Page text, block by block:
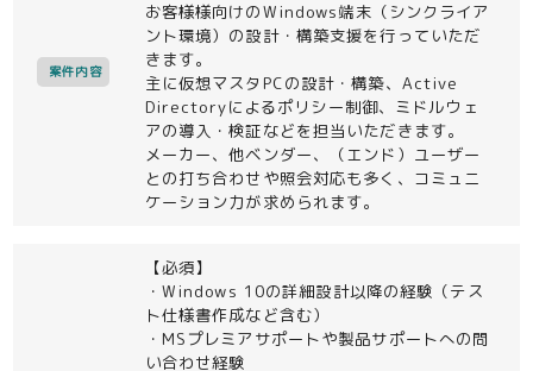
案件内容
お客様様向けのWindows端末（シンクライア
ント環境）の設計・構築支援を行っていただ
きます。
主に仮想マスタPCの設計・構築、Active
Directoryによるポリシー制御、ミドルウェ
アの導入・検証などを担当いただきます。
メーカー、他ベンダー、（エンド）ユーザー
との打ち合わせや照会対応も多く、コミュニ
ケーション力が求められます。
【必須】
・Windows 10の詳細設計以降の経験（テス
ト仕様書作成など含む）
・MSプレミアサポートや製品サポートへの問
い合わせ経験